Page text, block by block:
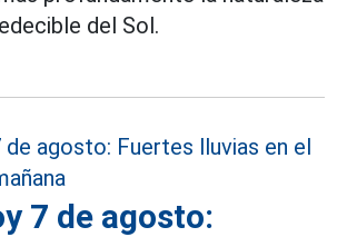
del Sol.
7 de agosto: